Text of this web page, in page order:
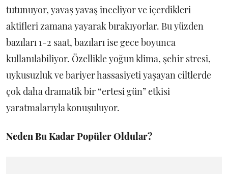
tutunuyor, yavaş yavaş inceliyor ve içerdikleri
aktifleri zamana yayarak bırakıyorlar. Bu yüzden
bazıları 1-2 saat, bazıları ise gece boyunca
kullanılabiliyor. Özellikle yoğun klima, şehir stresi,
uykusuzluk ve bariyer hassasiyeti yaşayan ciltlerde
çok daha dramatik bir “ertesi gün” etkisi
yaratmalarıyla konuşuluyor.
Neden Bu Kadar Popüler Oldular?